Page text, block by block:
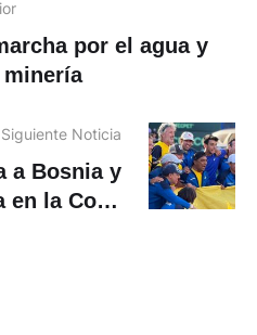
por el agua y
Siguiente Noticia
a Bosnia y
en la Copa